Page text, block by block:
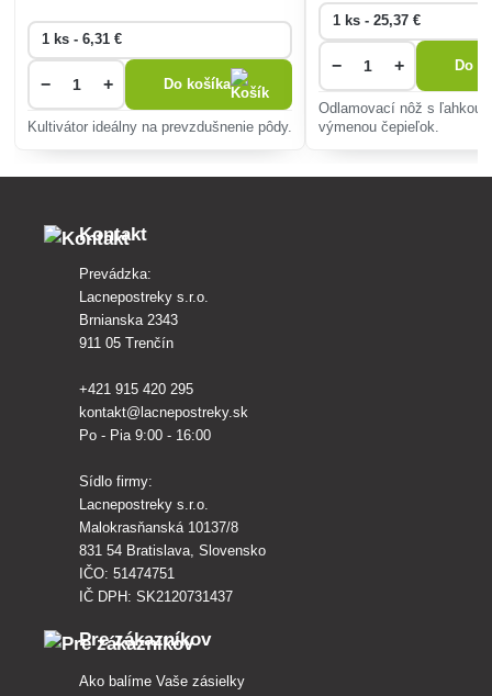
− + Do košíka
Kultivátor ideálny na prevzdušnenie pôdy.
− + Do
Odlamovací nôž s ľahkou
výmenou čepieľok.
Kontakt
Prevádzka:
Lacnepostreky s.r.o.
Brnianska 2343
911 05 Trenčín
+421 915 420 295
kontakt@lacnepostreky.sk
Po - Pia 9:00 - 16:00
Sídlo firmy:
Lacnepostreky s.r.o.
Malokrasňanská 10137/8
831 54 Bratislava, Slovensko
IČO: 51474751
IČ DPH: SK2120731437
Pre zákazníkov
Ako balíme Vaše zásielky